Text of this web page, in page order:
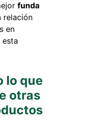
funda
relación
en
lo que
otras